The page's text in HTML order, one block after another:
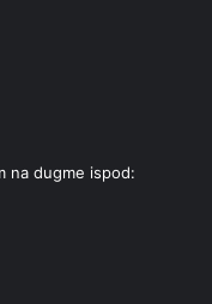
na dugme ispod: